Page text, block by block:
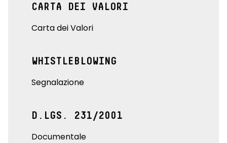
CARTA DEI VALORI
Carta dei Valori
WHISTLEBLOWING
Segnalazione
D.LGS. 231/2001
Documentale